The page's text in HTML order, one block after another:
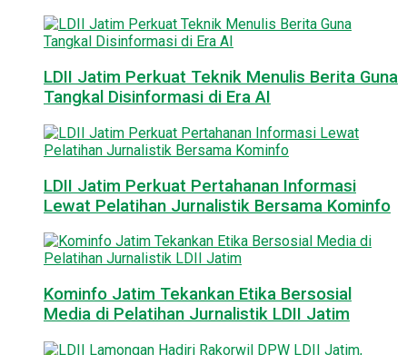
LDII Jatim Perkuat Teknik Menulis Berita Guna
Tangkal Disinformasi di Era AI
LDII Jatim Perkuat Pertahanan Informasi
Lewat Pelatihan Jurnalistik Bersama Kominfo
Kominfo Jatim Tekankan Etika Bersosial
Media di Pelatihan Jurnalistik LDII Jatim